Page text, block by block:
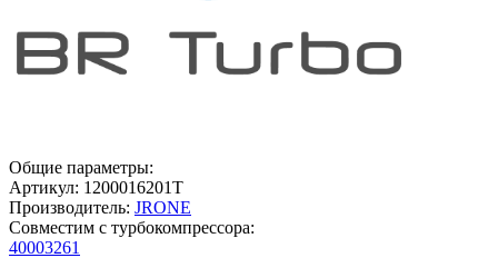
Общие параметры:
Артикул: 1200016201T
Производитель: JRONE
Совместим с турбокомпрессора:
40003261